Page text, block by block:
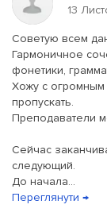
13
Советую всем
Гармоничное
фонетики,
Хожу с огромным
пропускать.
Преподаватели
Сейчас
следующий.
До начала...
Переглянути →